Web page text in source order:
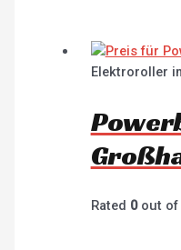
Elektroroller
Rated 0out of